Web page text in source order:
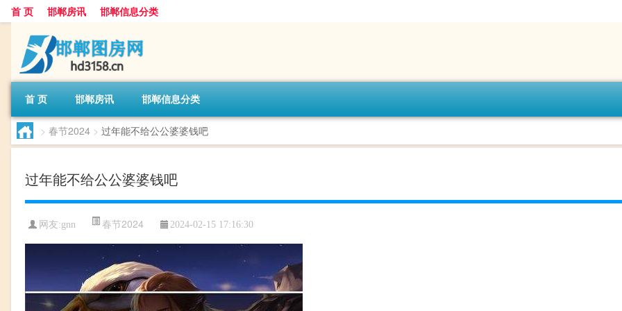
首 页 邯郸房讯 邯郸信息分类
首 页 邯郸房讯 邯郸信息分类
> 春节2024 > 过年能不给公公婆婆钱吧
过年能不给公公婆婆钱吧
网友:gnn 春节2024 2024-02-15 17:16:30